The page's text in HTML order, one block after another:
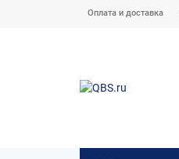
Оплата и доставка